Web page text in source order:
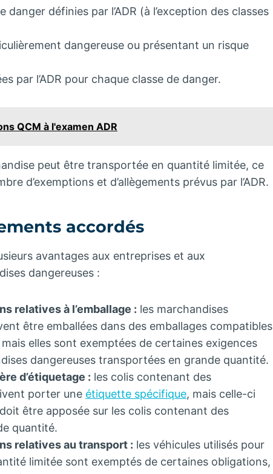
danger définies par l’ADR (à l’exception des classes
dangereuse ou présentant un risque
par l’ADR pour chaque classe de danger.
QCM à l'examen ADR
peut être transportée en quantité limitée, ce
d’exemptions et d’allègements prévus par l’ADR.
accordés
avantages aux entreprises et aux
dangereuses :
relatives à l’emballage : les marchandises
être emballées dans des emballages compatibles
elles sont exemptées de certaines exigences
dangereuses transportées en grande quantité.
d’étiquetage : les colis contenant des
porter une étiquette spécifique, mais celle-ci
être apposée sur les colis contenant des
quantité.
relatives au transport : les véhicules utilisés pour
limitée sont exemptés de certaines obligations,